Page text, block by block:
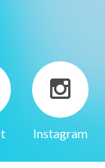
Instagram